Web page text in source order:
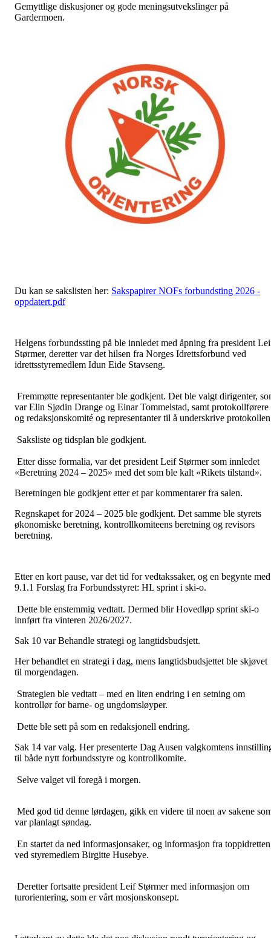
Gemyttlige diskusjoner og gode meningsutvekslinger på
Gardermoen.
Du kan se sakslisten her: Sakspapirer NOFs forbundsting 2026 -
oppdatert.pdf
Helgens forbundssting på ble innledet med åpning fra president
Størmer, deretter var det hilsen fra Norges Idrettsforbund ved
idrettsstyremedlem Idun Eide Stavseng.
Fremmøtte representanter ble godkjent. Det ble valgt dirigenter,
var Elin Sjødin Drange og Einar Tommelstad, samt protokollførere
og redaksjonskomité og representanter til å underskrive
Saksliste og tidsplan ble godkjent.
Etter disse formalia, var det president Leif Størmer som innledet
«Beretning 2024 – 2025» med det som ble kalt «Rikets tilstand».
Beretningen ble godkjent etter et par kommentarer fra salen.
Regnskapet for 2024 – 2025 ble godkjent. Det samme ble styrets
økonomiske beretning, kontrollkomiteens beretning og revisors
beretning.
Etter en kort pause, var det tid for vedtakssaker, og en begynte med
9.1.1 Forslag fra Forbundsstyret: HL sprint i ski-o.
Dette ble enstemmig vedtatt. Dermed blir Hovedløp sprint ski-o
innført fra vinteren 2026/2027.
Sak 10 var Behandle strategi og langtidsbudsjett.
Her behandlet en strategi i dag, mens langtidsbudsjettet ble skjøvet
til morgendagen.
Strategien ble vedtatt – med en liten endring i en setning om
kontrollør for barne- og ungdomsløyper.
Dette ble sett på som en redaksjonell endring.
Sak 14 var valg. Her presenterte Dag Ausen valgkomtens
til både nytt forbundsstyre og kontrollkomite.
Selve valget vil foregå i morgen.
Med god tid denne lørdagen, gikk en videre til noen av sakene
var planlagt søndag.
En startet da ned informasjonsaker, og informasjon fra
ved styremedlem Birgitte Husebye.
Deretter fortsatte president Leif Størmer med informasjon om
turorientering, som er vårt mosjonskonsept.